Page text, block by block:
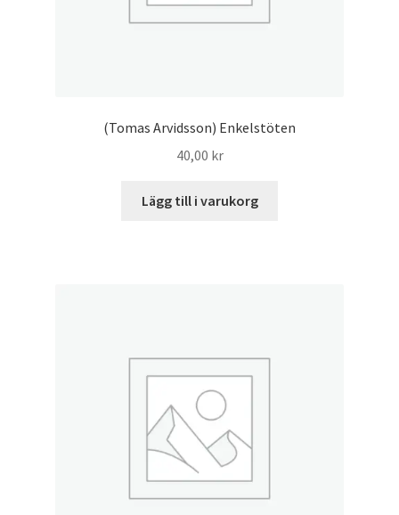
(Tomas Arvidsson) Enkelstöten
40,00 kr
Lägg till i varukorg